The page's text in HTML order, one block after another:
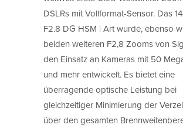
DSLRs mit Vollformat-Sensor. Das
F2.8 DG HSM | Art wurde, ebenso
beiden weiteren F2,8 Zooms von
den Einsatz an Kameras mit 50
und mehr entwickelt. Es bietet eine
überragende optische Leistung bei
gleichzeitiger Minimierung der
über den gesamten